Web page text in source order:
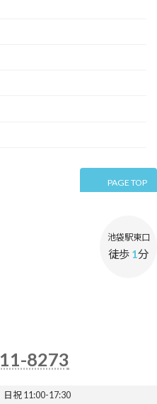
PAGE TOP
池袋駅東口
徒歩 1分
8273
日祝 11:00-17:30